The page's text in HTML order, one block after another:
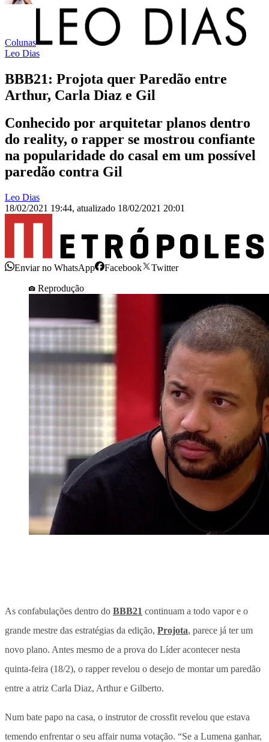
Colunas
Leo Dias
BBB21: Projota quer Paredão entre
Arthur, Carla Diaz e Gil
Conhecido por arquitetar planos dentro
do reality, o rapper se mostrou confiante
na popularidade do casal em um possível
paredão contra Gil
Leo Dias
18/02/2021 19:44, atualizado 18/02/2021 20:01
Enviar no WhatsApp Facebook
Twitter
Reprodução
As confabulações dentro do BBB21 continuam a todo vapor e o
grande mestre das estratégias da edição, Projota, parece já ter um
novo plano. Antes mesmo de a prova do Líder acontecer nesta
quinta-feira (18/2), o rapper revelou o desejo de montar um paredão
entre a atriz Carla Diaz, Arthur e Gilberto.
Num bate papo na casa, o instrutor de crossfit revelou que estava
temendo enfrentar o seu affair numa votação. “Se a Lumena ganhar,